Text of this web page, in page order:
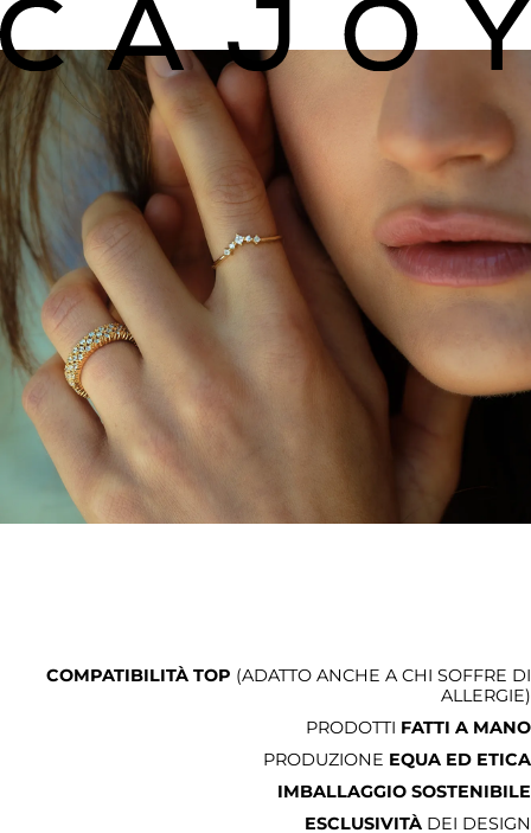
COMPATIBILITÀ TOP (ADATTO ANCHE A CHI SOFFRE DI
ALLERGIE)
PRODOTTI FATTI A MANO
PRODUZIONE EQUA ED ETICA
IMBALLAGGIO SOSTENIBILE
ESCLUSIVITÀ DEI DESIGN